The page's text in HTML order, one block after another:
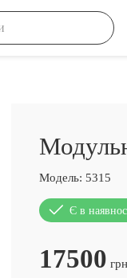
Модель: 5315
Є в
17500